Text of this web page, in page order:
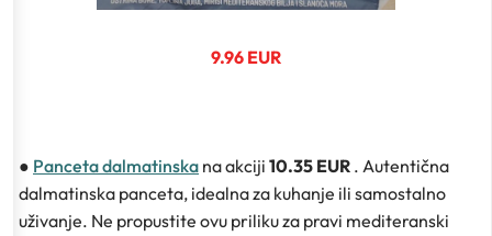
9.96 EUR
● Panceta dalmatinska na akciji 10.35 EUR . Autentična
dalmatinska panceta, idealna za kuhanje ili samostalno
uživanje. Ne propustite ovu priliku za pravi mediteranski